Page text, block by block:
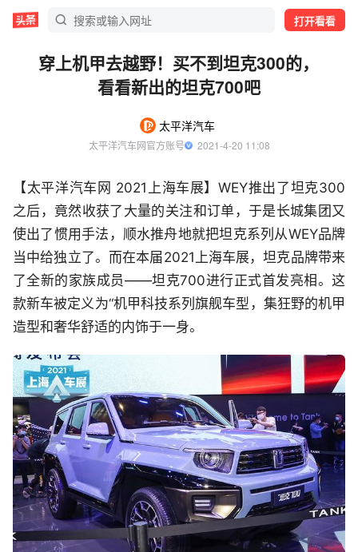
打开看看
穿上机甲去越野！买不到坦克300的，
看看新出的坦克700吧
太平洋汽车
太平洋汽车网官方账号
  2021-4-20 11:08
【太平洋汽车网 2021上海车展】WEY推出了坦克300
之后，竟然收获了大量的关注和订单，于是长城集团又
使出了惯用手法，顺水推舟地就把坦克系列从WEY品牌
当中给独立了。而在本届2021上海车展，坦克品牌带来
了全新的家族成员——坦克700进行正式首发亮相。这
款新车被定义为“机甲科技系列旗舰车型，集狂野的机甲
造型和奢华舒适的内饰于一身。